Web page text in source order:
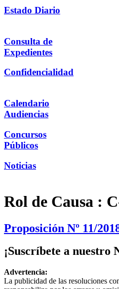
Estado Diario
Consulta de
Expedientes
Confidencialidad
Calendario
Audiencias
Concursos
Públicos
Noticias
Rol de Causa :
Proposición Nº 11/
¡Suscríbete a nuestro
Advertencia:
La publicidad de las resoluciones